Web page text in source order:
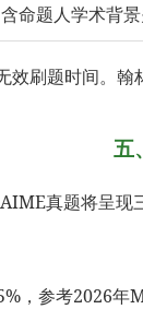
命题人学术背景
刷题时间。
五
真题将呈现
，参考2026